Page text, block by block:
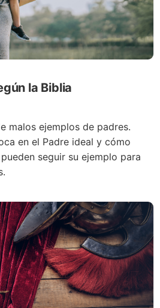
la Biblia
malos ejemplos de padres.
en el Padre ideal y cómo
seguir su ejemplo para